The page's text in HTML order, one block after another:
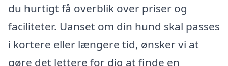
du hurtigt få overblik over priser og
faciliteter. Uanset om din hund skal passes
i kortere eller længere tid, ønsker vi at
gøre det lettere for dig at finde en